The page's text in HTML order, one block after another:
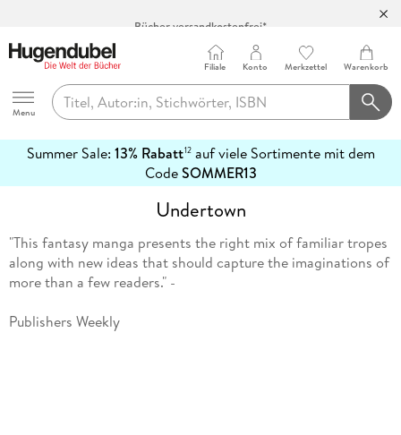
100 Tage Rückgaberecht***
Abholung in über 100 Filialen
Hugendubel
Menu
Filiale Konto Merkzettel Warenkorb
Summer Sale: 13% Rabatt12auf viele Sortimente mit dem
CodeSOMMER13
erfahren
Undertown
"This fantasy manga presents the right mix of familiar tropes
along with new ideas that should capture the imaginations of
more than a few readers." -
Publishers Weekly